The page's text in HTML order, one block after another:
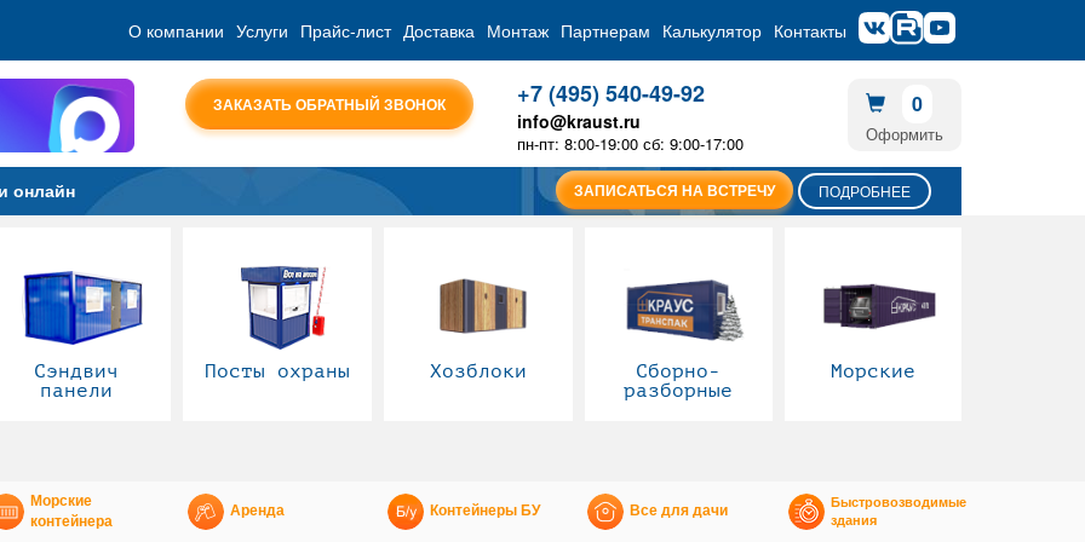
О компании Услуги Прайс-лист Доставка Монтаж Партнерам Калькулятор Контакты
ЗАКАЗАТЬ ОБРАТНЫЙ ЗВОНОК +7 (495) 540-49-92
info@kraust.ru
пн-пт: 8:00-19:00 сб: 9:00-17:00
0
Оформить
онлайн ЗАПИСАТЬСЯ НА ВСТРЕЧУ ПОДРОБНЕЕ
Сэндвич
панели
Посты охраны Хозблоки
Сборно-
разборные
Морские
Морские
контейнера
Аренда Контейнеры БУ Все для дачи
Быстровозводимые
здания